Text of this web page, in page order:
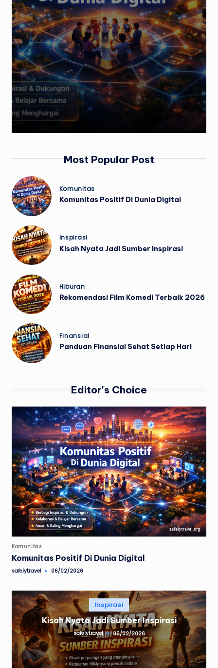
Most Popular Post
Posted
in
Komunitas
Komunitas Positif Di Dunia Digital
Posted
in
Inspirasi
Kisah Nyata Jadi Sumber Inspirasi
Posted
in
Hiburan
Rekomendasi Film Komedi Terbaik 2026
Posted
in
Finansial
Panduan Finansial Sehat Setiap Hari
Editor's Choice
Posted
in
Komunitas
Komunitas Positif Di Dunia Digital
Posted
safelytravel 06/02/2026
Posted
inInspirasi
Kisah Nyata Jadi Sumber Inspirasi
Posted
by
safelytravel 05/02/2026